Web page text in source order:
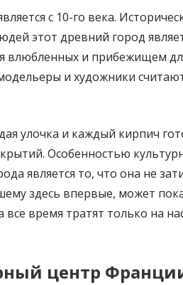
с 10-го века.
этот древний город
влюбленных и прибежищем
и художники
улочка и каждый кирпич
Особенностью
является то, что она не
здесь впервые, может
все время тратят только на
центр